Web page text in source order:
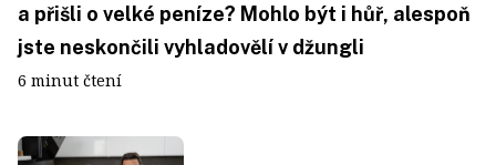
a přišli o velké peníze? Mohlo být i hůř, alespoň
jste neskončili vyhladovělí v džungli
6 minut čtení